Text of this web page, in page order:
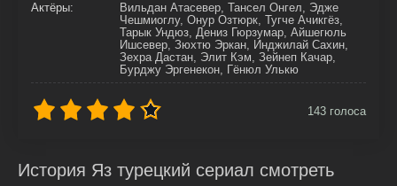
Актёры:
Вильдан Атасевер, Тансел Онгел, Эдже
Чешмиоглу, Онур Озтюрк, Тугче Ачикгёз,
Тарык Ундюз, Дениз Гюрзумар, Айшегюль
Ишсевер, Зюхтю Эркан, Инджилай Сахин,
Зехра Дастан, Элит Кэм, Зейнеп Качар,
Бурджу Эргенекон, Гёнюл Улькю
143 голоса
История Яз турецкий сериал смотреть